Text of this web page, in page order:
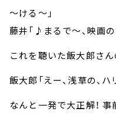
～ける～」
藤井「♪まるで～、映画
これを聴いた飯大郎さん
飯大郎「えー、浅草の、ハ
なんと一発で大正解！